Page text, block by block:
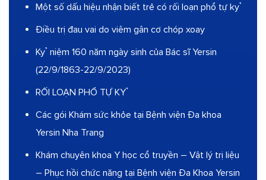
Một số dấu hiệu nhận biết trẻ có rối loạn phổ tự kỷ
Điều trị đau vai do viêm gân cơ chóp xoay
Kỷ niệm 160 năm ngày sinh của Bác sĩ Yersin
(22/9/1863-22/9/2023)
RỐI LOẠN PHỔ TỰ KỶ
Các gói Khám sức khỏe tại Bệnh viện Đa khoa
Yersin Nha Trang
Khám chuyên khoa Y học cổ truyền – Vật lý trị liệu
– Phục hồi chức năng tại Bệnh viện Đa Khoa Yersin